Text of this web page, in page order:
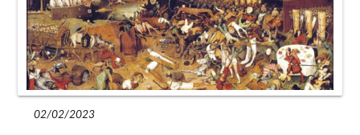
02/02/2023